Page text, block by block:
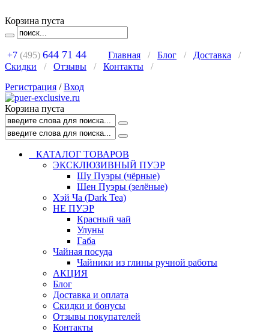
Корзина пуста
+7 (495) 644 71 44 Главная / Блог / Доставка
/
Скидки
/ Отзывы / Контакты
/
Регистрация /Вход
Корзина пуста
КАТАЛОГ ТОВАРОВ
ЭКСКЛЮЗИВНЫЙ ПУЭР
Шу Пуэры (чёрные)
Шен Пуэры (зелёные)
Хэй Ча (Dark Tea)
НЕ ПУЭР
Красный чай
Улуны
Габа
Чайная посуда
Чайники из глины ручной работы
АКЦИЯ
Блог
Доставка и оплата
Скидки и бонусы
Отзывы покупателей
Контакты